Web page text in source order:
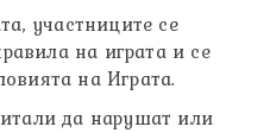
участниците се
на играта и се
на Играта.
да нарушат или